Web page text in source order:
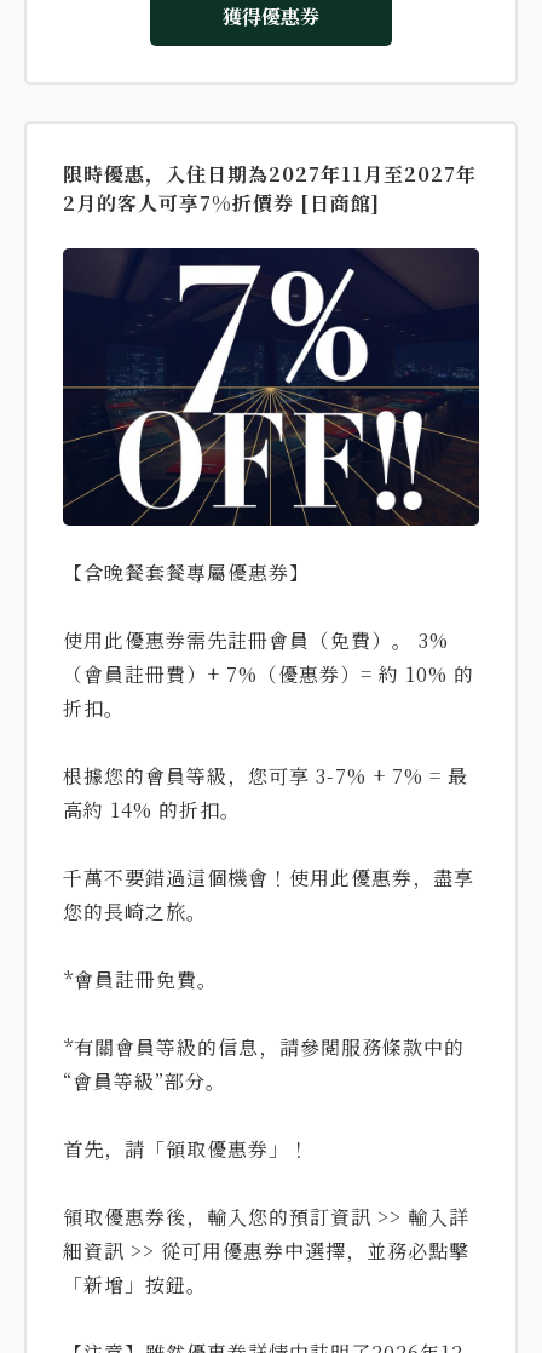
獲得優惠券
限時優惠，入住日期為2027年11月至2027年
2月的客人可享7%折價券 [日商館]
【含晚餐套餐專屬優惠券】
使用此優惠券需先註冊會員（免費）。 3%
（會員註冊費）+ 7%（優惠券）= 約 10% 的
折扣。
根據您的會員等級，您可享 3-7% + 7% = 最
高約 14% 的折扣。
千萬不要錯過這個機會！使用此優惠券，盡享
您的長崎之旅。
*會員註冊免費。
*有關會員等級的信息，請參閱服務條款中的
“會員等級”部分。
首先，請「領取優惠券」！
領取優惠券後，輸入您的預訂資訊 >> 輸入詳
細資訊 >> 從可用優惠券中選擇，並務必點擊
「新增」按鈕。